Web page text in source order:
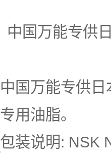
中国万能专供
中国万能专供
专用油脂。
包装说明: NSK